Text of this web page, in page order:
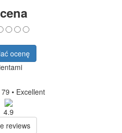
ocenę
• Excellent
4.9
reviews